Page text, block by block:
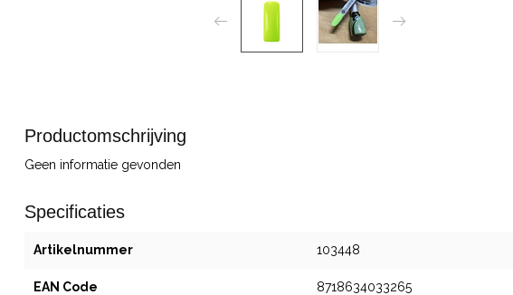
Productomschrijving
Geen informatie gevonden
Specificaties
Artikelnummer 103448
EAN Code 8718634033265